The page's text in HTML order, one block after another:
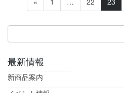
の
ペ
ー
ジ
送
定
ペ
定
ペ
定
ペ
最新情報
新商品案内